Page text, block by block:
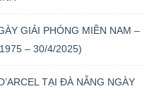
GIẢI PHÓNG MIỀN NAM –
– 30/4/2025)
TẠI ĐÀ NẴNG NGÀY